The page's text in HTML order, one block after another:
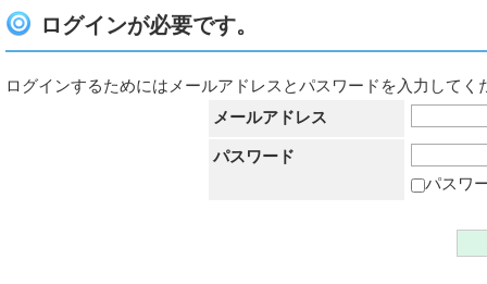
ログインが必要です。
ログインするためにはメールアドレスとパスワードを入力してく
メールアドレス
パスワード
パスワ